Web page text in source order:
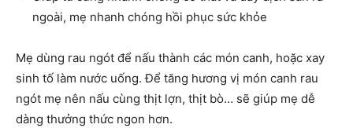
ngoài, mẹ nhanh chóng hồi phục sức khỏe
Mẹ dùng rau ngót để nấu thành các món canh, hoặc xay
sinh tố làm nước uống. Để tăng hương vị món canh rau
ngót mẹ nên nấu cùng thịt lợn, thịt bò… sẽ giúp mẹ dễ
dàng thưởng thức ngon hơn.